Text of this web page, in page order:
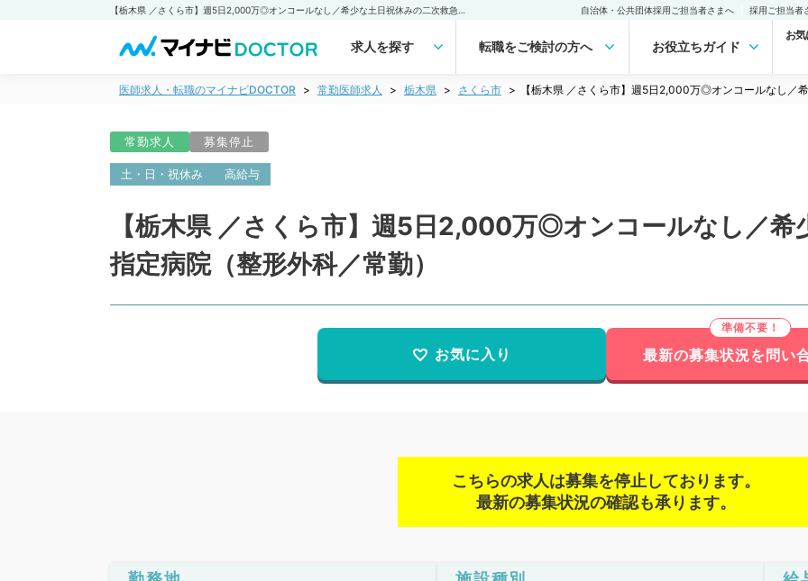
自治体・公共団体採用ご担当者さまへ 採用ご担当者
求人を探す 転職をご検討の方へ お役立ちガイド
お
医師求人・転職のマイナビDOCTOR 常勤医師求人 栃木県 さくら市 【栃木県 ／さくら市】週5日2,000万◎オンコールなし／
常勤求人 募集停止
土・日・祝休み 高給与
【栃木県 ／さくら市】週5日2,000万◎オンコールなし／希
指定病院（整形外科／常勤）
お気に入り 最新の募集状況を問い
こちらの求人は募集を停止しております。
最新の募集状況の確認も承ります。